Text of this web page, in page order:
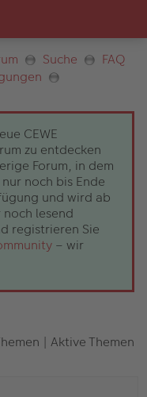
Suche
FAQ
CEWE
zu entdecken
Forum, in dem
noch bis Ende
und wird ab
lesend
registrieren Sie
– wir
| Aktive Themen